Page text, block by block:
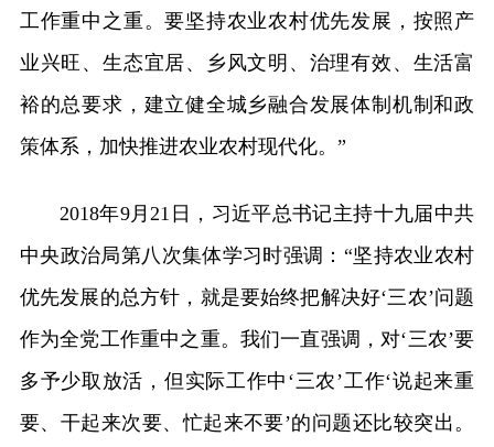
工作重中之重。要坚持农业农村优先发展，按照产
业兴旺、生态宜居、乡风文明、治理有效、生活富
裕的总要求，建立健全城乡融合发展体制机制和政
策体系，加快推进农业农村现代化。”
2018年9月21日，习近平总书记主持十九届中共
中央政治局第八次集体学习时强调：“坚持农业农村
优先发展的总方针，就是要始终把解决好‘三农’问题
作为全党工作重中之重。我们一直强调，对‘三农’要
多予少取放活，但实际工作中‘三农’工作‘说起来重
要、干起来次要、忙起来不要’的问题还比较突出。